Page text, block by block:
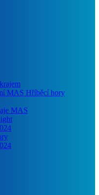
MAS Hříběcí hory
MAS